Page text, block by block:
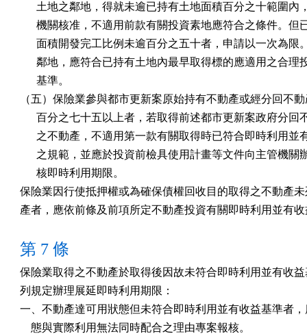
土地之鄰地，得就未逾已持有土地面積百分之十範圍內
機關核准，不適用前款有關投資素地應符合之條件。但
面積開發完工比例未逾百分之五十者，申請以一次為限
鄰地，應符合已持有土地內最早取得標的應適用之合理
      基準。
（五）保險業參與都市更新案原始持有不動產或經分回不
百分之七十五以上者，若取得前述都市更新案政府分回
之不動產，不適用第一款有關取得時已符合即時利用並
之規範，並應於投資前檢具使用計畫等文件向主管機關
      核即時利用期限。
保險業因行使抵押權或為確保債權回收目的取得之不動產
產者，應依前條及前項所定不動產投資有關即時利用並有
第 7 條
保險業取得之不動產於取得後因故未符合即時利用並有收
列規定辦理展延即時利用期限：
一、不動產達可用狀態但未符合即時利用並有收益基準者
    態與實際利用無法同時配合之理由專案報核。